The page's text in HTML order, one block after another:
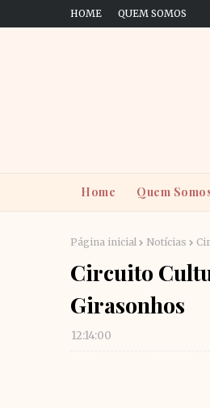
HOME QUEM SOMOS
Home Quem
Página inicial Notícias
Circuito
Girasonhos
12:14:00